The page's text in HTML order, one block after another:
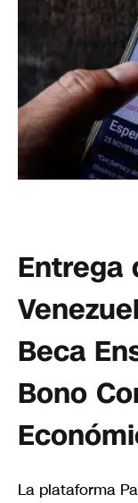
Entrega
Beca
Bono
La plataforma